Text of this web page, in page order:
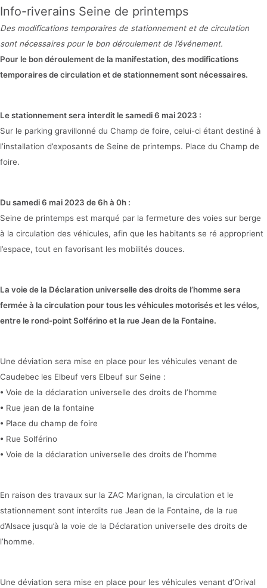
Info-riverains Seine de printemps
Des modifications temporaires de stationnement et de circulation
sont nécessaires pour le bon déroulement de l’événement.
Pour le bon déroulement de la manifestation, des modifications
temporaires de circulation et destationnement sont nécessaires.
Le stationnement sera interdit le samedi 6 mai 2023 :
Sur le parking gravillonné du Champ de foire, celui-ci étant destiné à
l’installation d’exposants de Seine de printemps. Place du Champ de
foire.
Du samedi 6 mai 2023 de 6h à 0h :
Seine de printemps est marqué par la fermeture des voies sur berge
à la circulation des véhicules, afin que les habitants se ré approprient
l’espace, tout en favorisant les mobilités douces.
La voie de la Déclaration universelle des droits de l’hommesera
fermée à la circulation pour tous les véhicules motorisés et les vélos,
entre le rond-point Solférino et la rue Jean de la Fontaine.
Une déviation sera mise en place pour les véhicules venant de
Caudebec les Elbeuf vers Elbeuf sur Seine :
• Voie de la déclaration universelle des droits de l’homme
• Rue jean de la fontaine
• Place du champ de foire
• Rue Solférino
• Voie de la déclaration universelle des droits de l’homme
En raison des travaux sur la ZAC Marignan, la circulation et le
stationnement sont interdits rue Jean de la Fontaine, de la rue
d’Alsace jusqu’à la voie de la Déclaration universelle des droits de
l’homme.
Une déviation sera mise en place pour les véhicules venant d’Orival